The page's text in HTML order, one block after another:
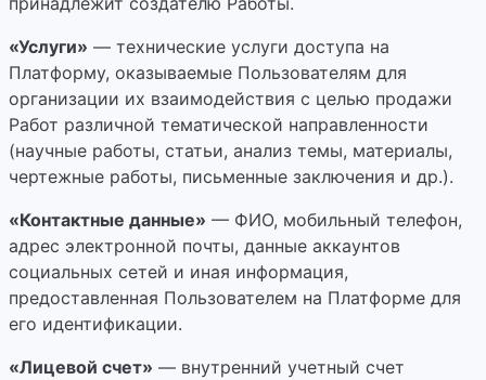
«Услуги» — технические услуги доступа на
Платформу, оказываемые Пользователям для
организации их взаимодействия с целью продажи
Работ различной тематической направленности
(научные работы, статьи, анализ темы, материалы,
чертежные работы, письменные заключения и др.).
«Контактные данные» — ФИО, мобильный телефон,
адрес электронной почты, данные аккаунтов
социальных сетей и иная информация,
предоставленная Пользователем на Платформе для
его идентификации.
«Лицевой счет» — внутренний учетный счет